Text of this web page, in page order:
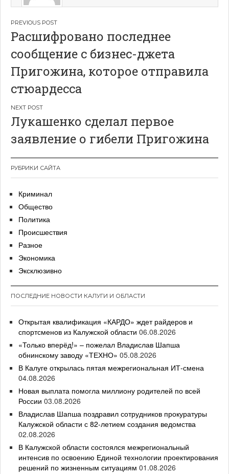
Навигация
по
записям
Расшифровано последнее
сообщение с бизнес-джета
Пригожина, которое отправила
стюардесса
Лукашенко сделал первое
заявление о гибели Пригожина
РУБРИКИ САЙТА
Криминал
Общество
Политика
Происшествия
Разное
Экономика
Эксклюзивно
ПОСЛЕДНИЕ НОВОСТИ КАЛУГИ И ОБЛАСТИ
Открытая квалификация «КАРДО» ждет райдеров и
спортсменов из Калужской области 06.08.2026
«Только вперёд!» – пожелал Владислав Шапша
обнинскому заводу «ТЕХНО» 05.08.2026
В Калуге открылась пятая межрегиональная ИТ-смена
04.08.2026
Новая выплата помогла миллиону родителей по всей
России 03.08.2026
Владислав Шапша поздравил сотрудников прокуратуры
Калужской области с 82-летием создания ведомства
02.08.2026
В Калужской области состоялся межрегиональный
интенсив по освоению Единой технологии проектирования
решений по жизненным ситуациям 01.08.2026